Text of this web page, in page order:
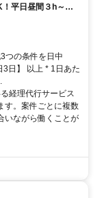
！平日昼間３h～。
つの条件を日中
3日】 以上 * 1日あた
経理代行サービス
す。案件ごとに複数
いながら働くことが